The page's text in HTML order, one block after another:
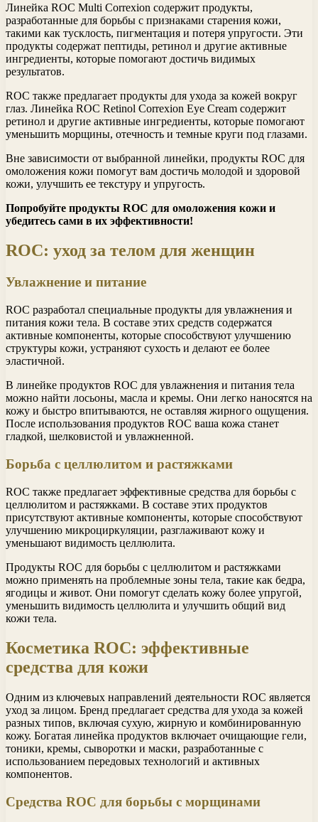
Линейка ROC Multi Correxion содержит продукты,
разработанные для борьбы с признаками старения кожи,
такими как тусклость, пигментация и потеря упругости. Эти
продукты содержат пептиды, ретинол и другие активные
ингредиенты, которые помогают достичь видимых
результатов.
ROC также предлагает продукты для ухода за кожей вокруг
глаз. Линейка ROC Retinol Correxion Eye Cream содержит
ретинол и другие активные ингредиенты, которые помогают
уменьшить морщины, отечность и темные круги под глазами.
Вне зависимости от выбранной линейки, продукты ROC для
омоложения кожи помогут вам достичь молодой и здоровой
кожи, улучшить ее текстуру и упругость.
Попробуйте продукты ROC для омоложения кожи и
убедитесь сами в их эффективности!
ROC: уход за телом для женщин
Увлажнение и питание
ROC разработал специальные продукты для увлажнения и
питания кожи тела. В составе этих средств содержатся
активные компоненты, которые способствуют улучшению
структуры кожи, устраняют сухость и делают ее более
эластичной.
В линейке продуктов ROC для увлажнения и питания тела
можно найти лосьоны, масла и кремы. Они легко наносятся на
кожу и быстро впитываются, не оставляя жирного ощущения.
После использования продуктов ROC ваша кожа станет
гладкой, шелковистой и увлажненной.
Борьба с целлюлитом и растяжками
ROC также предлагает эффективные средства для борьбы с
целлюлитом и растяжками. В составе этих продуктов
присутствуют активные компоненты, которые способствуют
улучшению микроциркуляции, разглаживают кожу и
уменьшают видимость целлюлита.
Продукты ROC для борьбы с целлюлитом и растяжками
можно применять на проблемные зоны тела, такие как бедра,
ягодицы и живот. Они помогут сделать кожу более упругой,
уменьшить видимость целлюлита и улучшить общий вид
кожи тела.
Косметика ROC: эффективные
средства для кожи
Одним из ключевых направлений деятельности ROC является
уход за лицом. Бренд предлагает средства для ухода за кожей
разных типов, включая сухую, жирную и комбинированную
кожу. Богатая линейка продуктов включает очищающие гели,
тоники, кремы, сыворотки и маски, разработанные с
использованием передовых технологий и активных
компонентов.
Средства ROC для борьбы с морщинами